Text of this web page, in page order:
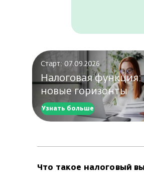
Налоговая функция:
новые горизонты
Старт: 07.09.2026
Узнать больше
Что такое налоговый